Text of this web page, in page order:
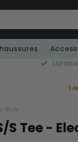
1
Blue
S Tee -